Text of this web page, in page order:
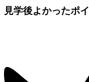
見学後よかったポ